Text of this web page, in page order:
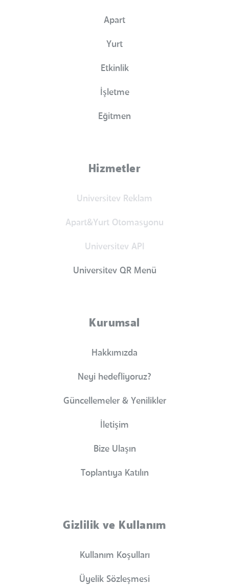
Apart
Yurt
Etkinlik
İşletme
Eğitmen
Hizmetler
Universitev Reklam
Apart&Yurt Otomasyonu
Universitev API
Universitev QR Menü
Kurumsal
Hakkımızda
Neyi hedefliyoruz?
Güncellemeler & Yenilikler
İletişim
Bize Ulaşın
Toplantıya Katılın
Gizlilik ve Kullanım
Kullanım Koşulları
Üyelik Sözleşmesi